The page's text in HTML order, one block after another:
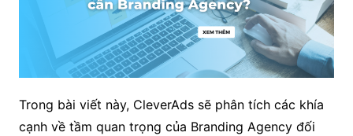
Trong bài viết này, CleverAds sẽ phân tích các khía
cạnh về tầm quan trọng của Branding Agency đối